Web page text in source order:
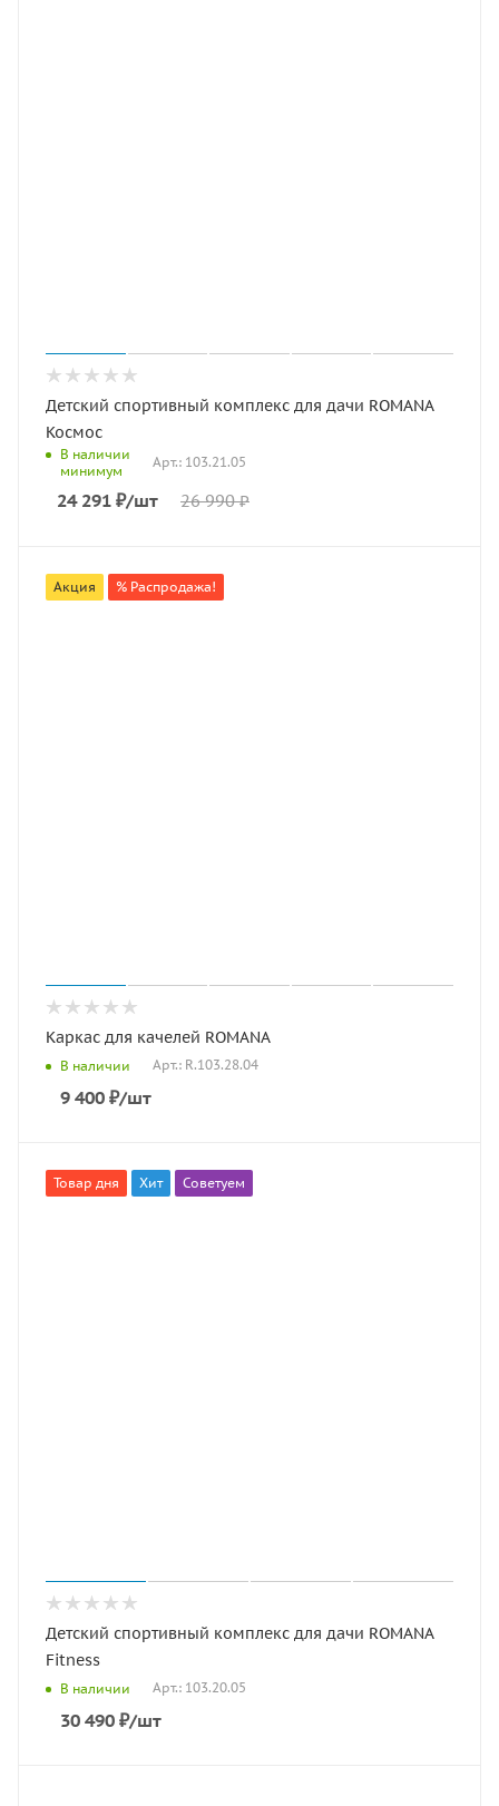
Детский спортивный комплекс для дачи ROMANA
Космос
В наличии
минимум
Арт.: 103.21.05
24 291 ₽/шт 26 990₽
Акция % Распродажа!
Каркас для качелей ROMANA
В наличии Арт.: R.103.28.04
9 400 ₽/шт
Товар дня Хит Советуем
Детский спортивный комплекс для дачи ROMANA
Fitness
В наличии Арт.: 103.20.05
30 490 ₽/шт